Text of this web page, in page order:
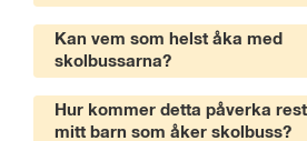
Kan vem som helst åka med
skolbussarna?
Hur kommer detta påverka
mitt barn som åker skolbuss?